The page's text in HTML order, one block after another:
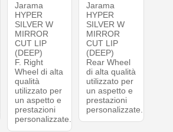
Jarama
HYPER
SILVER W
MIRROR
CUT LIP
(DEEP)
F. Right
Wheel di alta
qualità
utilizzato per
un aspetto e
prestazioni
personalizzate.
Jarama
HYPER
SILVER W
MIRROR
CUT LIP
(DEEP)
Rear Wheel
di alta qualità
utilizzato per
un aspetto e
prestazioni
personalizzate.